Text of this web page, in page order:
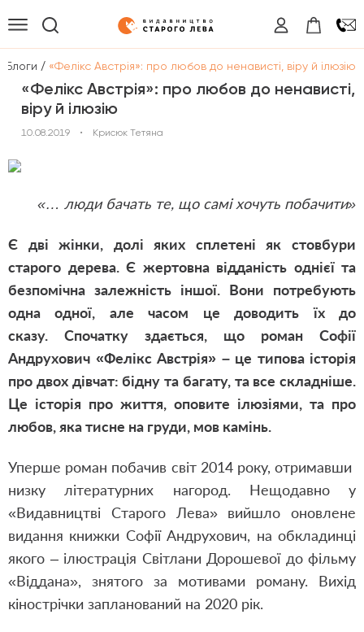
Блоги / «Фелікс Австрія»: про любов до ненависті, віру й ілюзію
«Фелікс Австрія»: про любов до ненависті,
віру й ілюзію
10.08.2019 • Крисюк Тетяна
«… люди бачать те, що самі хочуть побачити»
Є дві жінки, долі яких сплетені як стовбури
старого дерева. Є жертовна відданість однієї та
безпомічна залежність іншої. Вони потребують
одна одної, але часом це доводить їх до
сказу. Спочатку здається, що роман Софії
Андрухович «Фелікс Австрія» – це типова історія
про двох дівчат: бідну та багату, та все складніше.
Це історія про життя, оповите ілюзіями, та про
любов, яка тисне на груди, мов камінь.
Уперше роман побачив світ 2014 року, отримавши
низку літературних нагород. Нещодавно у
«Видавництві Старого Лева» вийшло оновлене
видання книжки Софії Андрухович, на обкладинці
якого – ілюстрація Світлани Дорошевої до фільму
«Віддана», знятого за мотивами роману. Вихід
кінострічки запланований на 2020 рік.